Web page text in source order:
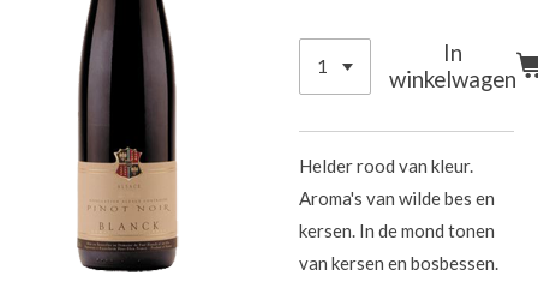
In
winkelwagen
Helder rood van kleur.
Aroma's van wilde bes en
kersen. In de mond tonen
van kersen en bosbessen.